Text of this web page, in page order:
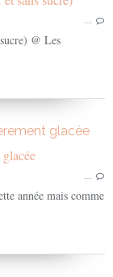
…
@ Les
glacée
…
année mais comme